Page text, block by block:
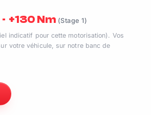
+130 Nm (Stage 1)
indicatif pour cette motorisation). Vos
votre véhicule, sur notre banc de